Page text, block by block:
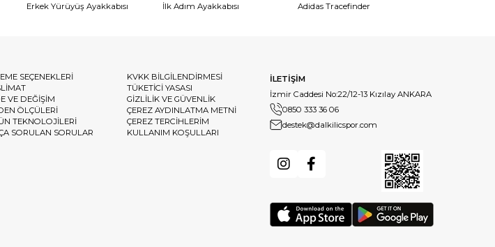
Erkek Yürüyüş Ayakkabısı
İlk Adım Ayakkabısı
Adidas Tracefinder
SEÇENEKLERİ
VE DEĞİŞİM
ÖLÇÜLERİ
TEKNOLOJİLERİ
SORULAN SORULAR
KVKK BİLGİLENDİRMESİ
TÜKETİCİ YASASI
GİZLİLİK VE GÜVENLİK
ÇEREZ AYDINLATMA METNİ
ÇEREZ TERCİHLERİM
KULLANIM KOŞULLARI
İLETİŞİM
İzmir Caddesi No:22/12-13 Kızılay ANKARA
0850 333 36 06
destek@dalkilicspor.com